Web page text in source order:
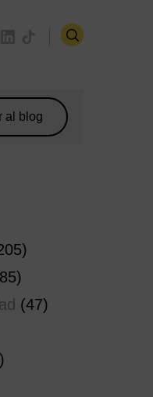
al blog
(47)